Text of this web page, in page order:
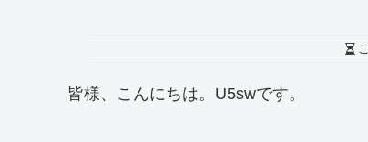
皆様、こんにちは。U5swです。